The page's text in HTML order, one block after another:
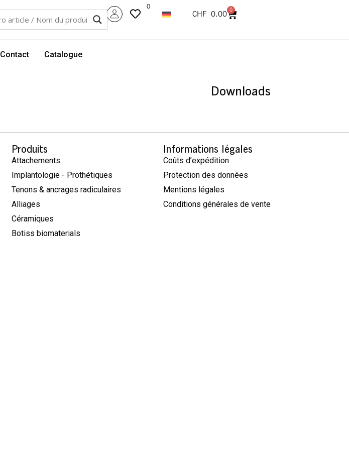
0
CHF 0.00
0
Contact Catalogue
Downloads
Produits
Attachements
Implantologie - Prothétiques
Tenons & ancrages radiculaires
Alliages
Céramiques
Botiss biomaterials
Informations légales
Coûts d’expédition
Protection des données
Mentions légales
Conditions générales de vente